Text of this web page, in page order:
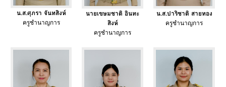
น.ส.ศุภรา จันทสิงห์
ครูชำนาญการ
นายเขษมชาติ อินทะ
สิงห์
ครูชำนาญการ
น.ส.ปาริชาติ สายทอง
ครูชำนาญการ